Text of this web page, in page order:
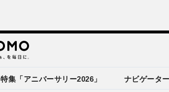
特集「アニバーサリー2026」 ナビゲーター